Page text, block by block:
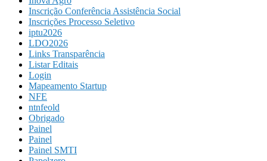
Inscrição Conferência Assistência Social
Inscrições Processo Seletivo
iptu2026
LDO2026
Links Transparência
Listar Editais
Login
Mapeamento Startup
NFE
ntnfeold
Obrigado
Painel
Painel
Painel SMTI